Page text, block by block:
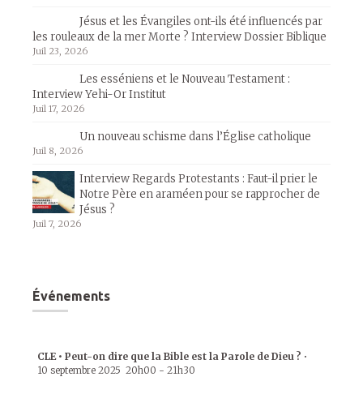
Jésus et les Évangiles ont-ils été influencés par
les rouleaux de la mer Morte ? Interview Dossier Biblique
Juil 23, 2026
Les esséniens et le Nouveau Testament :
Interview Yehi-Or Institut
Juil 17, 2026
Un nouveau schisme dans l’Église catholique
Juil 8, 2026
Interview Regards Protestants : Faut-il prier le
Notre Père en araméen pour se rapprocher de
Jésus ?
Juil 7, 2026
Événements
CLE • Peut-on dire que la Bible est la Parole de Dieu ? •
10 septembre 2025 20h00 - 21h30